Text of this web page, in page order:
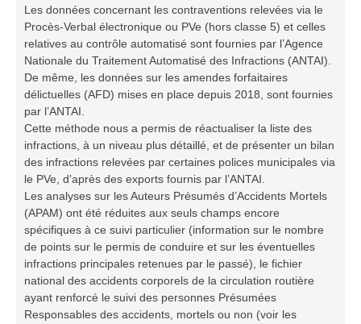
Les données concernant les contraventions relevées via le
Procès-Verbal électronique ou PVe (hors classe 5) et celles
relatives au contrôle automatisé sont fournies par l’Agence
Nationale du Traitement Automatisé des Infractions (ANTAI).
De même, les données sur les amendes forfaitaires
délictuelles (AFD) mises en place depuis 2018, sont fournies
par l’ANTAI.
Cette méthode nous a permis de réactualiser la liste des
infractions, à un niveau plus détaillé, et de présenter un bilan
des infractions relevées par certaines polices municipales via
le PVe, d’après des exports fournis par l’ANTAI.
Les analyses sur les Auteurs Présumés d’Accidents Mortels
(APAM) ont été réduites aux seuls champs encore
spécifiques à ce suivi particulier (information sur le nombre
de points sur le permis de conduire et sur les éventuelles
infractions principales retenues par le passé), le fichier
national des accidents corporels de la circulation routière
ayant renforcé le suivi des personnes Présumées
Responsables des accidents, mortels ou non (voir les